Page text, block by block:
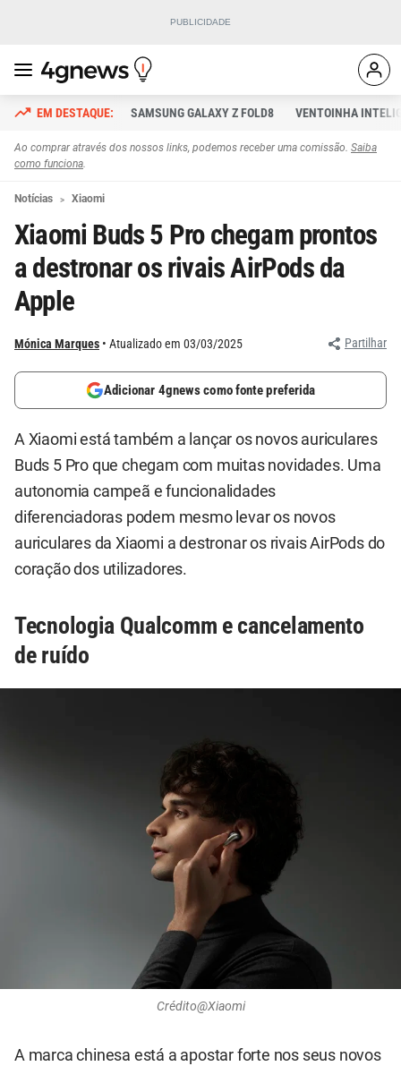
SAMSUNG GALAXY Z FOLD8 VENTOINHA
Ao comprar através dos nossos links, podemos receber uma comissão. Saiba
como funciona.
Notícias Xiaomi
Xiaomi Buds 5 Pro chegam prontos
a destronar os rivais AirPods da
Apple
Mónica Marques Atualizado em 03/03/2025 Partilhar
Adicionar 4gnews como fonte preferida
A Xiaomi está também a lançar os novos auriculares
Buds 5 Pro que chegam com muitas novidades. Uma
autonomia campeã e funcionalidades
diferenciadoras podem mesmo levar os novos
auriculares da Xiaomi a destronar os rivais AirPods do
coração dos utilizadores.
Tecnologia Qualcomm e cancelamento
de ruído
Crédito@Xiaomi
A marca chinesa está a apostar forte nos seus novos